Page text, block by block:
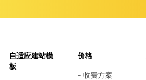
自适应建站模
板
价格
收费方案